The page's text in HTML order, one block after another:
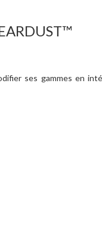
ses gammes en